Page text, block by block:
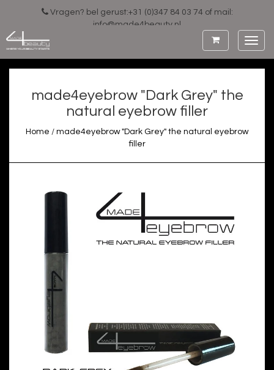
Vragen? bel gerust:+31 (0)347 84 03 74 of mail:
info@made4beauty.nl
made4eyebrow "Dark Grey" the
natural eyebrow filler
Home / made4eyebrow "Dark Grey" the natural eyebrow
filler